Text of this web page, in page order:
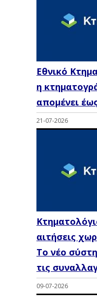
Εθνικό
η
απομένει
21-07-2026
αιτήσεις
Το νέο
τις
09-07-2026